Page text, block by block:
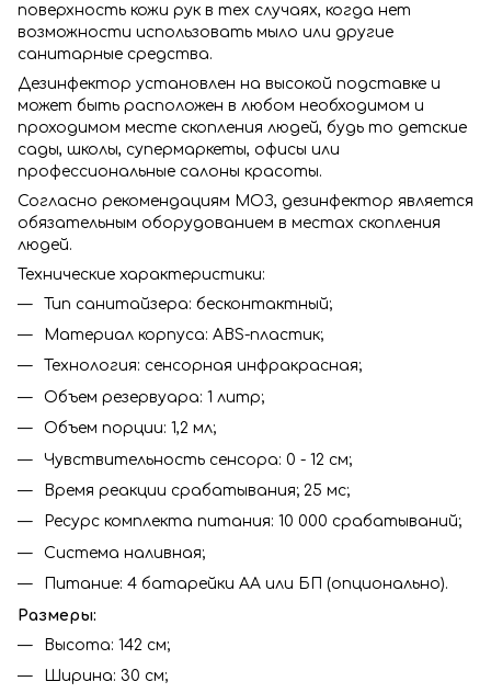
поверхность кожи рук в тех случаях, когда нет
возможности использовать мыло или другие
санитарные средства.
Дезинфектор установлен на высокой подставке и
может быть расположен в любом необходимом и
проходимом месте скопления людей, будь то детские
сады, школы, супермаркеты, офисы или
профессиональные салоны красоты.
Согласно рекомендациям МОЗ, дезинфектор является
обязательным оборудованием в местах скопления
людей.
Технические характеристики:
Тип санитайзера: бесконтактный;
Материал корпуса: АВS-пластик;
Технология: сенсорная инфракрасная;
Объем резервуара: 1 литр;
Объем порции: 1,2 мл;
Чувствительность сенсора: 0 - 12 см;
Время реакции срабатывания; 25 мс;
Ресурс комплекта питания: 10 000 срабатываний;
Система наливная;
Питание: 4 батарейки АА или БП (опционально).
Размеры:
Высота: 142 см;
Ширина: 30 см;